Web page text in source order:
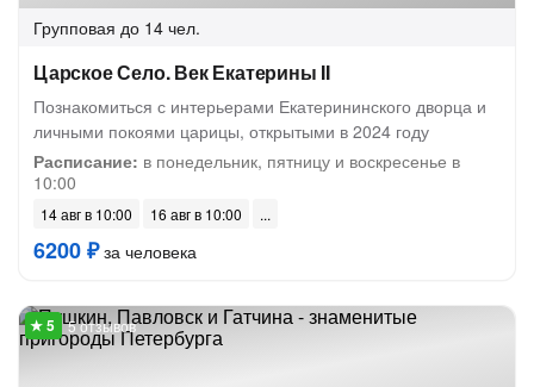
Групповая до 14 чел.
Царское Село. Век Екатерины II
Познакомиться с интерьерами Екатерининского дворца и
личными покоями царицы, открытыми в 2024 году
Расписание: в понедельник, пятницу и воскресенье в
10:00
14 авг в 10:00 16 авг в 10:00
6200 ₽за человека
5 отзывов